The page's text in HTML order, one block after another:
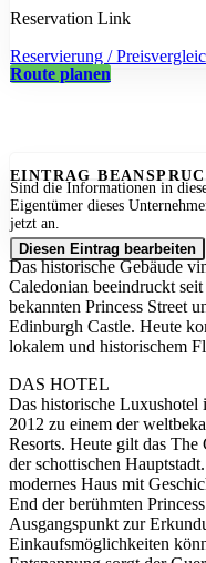
Reservation Link
Reservierung /
Route planen
EINTRAG
Sind die Informationen in
Eigentümer dieses
jetzt an.
Diesen Eintrag bearbeiten
Das historische Gebäude
Caledonian beeindruckt
bekannten Princess Street
Edinburgh Castle. Heute
lokalem und historischem
DAS HOTEL
Das historische
2012 zu einem der
Resorts. Heute gilt das The
der schottischen
modernes Haus mit
End der berühmten
Ausgangspunkt zur
Einkaufsmöglichkeiten